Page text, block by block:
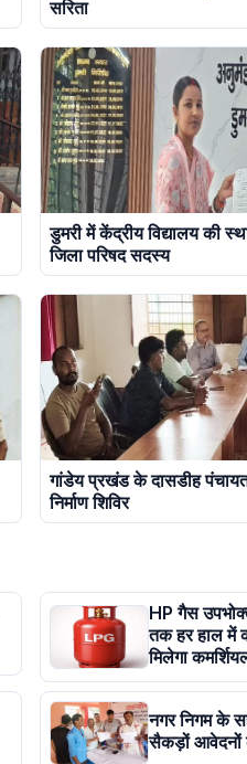
सरिता
डुमरी में केंद्रीय विद्यालय की
जिला परिषद सदस्य
गांडेय प्रखंड के दासडीह
निर्माण शिविर
HP गैस
तक हर हाल में
मिलेगा
नगर निगम के
सैकड़ों आवेदनों